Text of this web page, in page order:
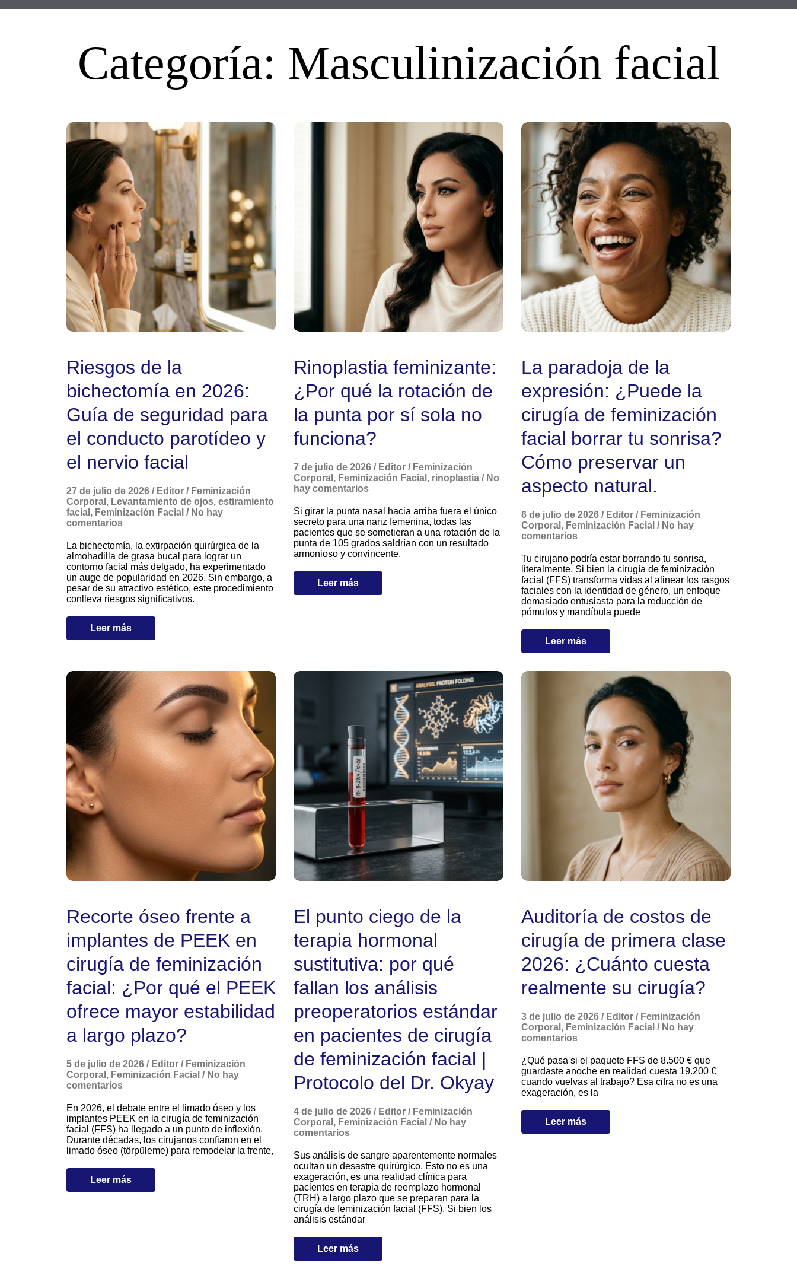
Categoría: Masculinización facial
Riesgos de la
bichectomía en 2026:
Guía de seguridad para
el conducto parotídeo y
el nervio facial
27 de julio de 2026 / Editor / Feminización
Corporal , Levantamiento de ojos, estiramiento
facial , Feminización Facial / No hay
comentarios
La bichectomía, la extirpación quirúrgica de la
almohadilla de grasa bucal para lograr un
contorno facial más delgado, ha experimentado
un auge de popularidad en 2026. Sin embargo, a
pesar de su atractivo estético, este procedimiento
conlleva riesgos significativos.
Leer más
Rinoplastia feminizante:
¿Por qué la rotación de
la punta por sí sola no
funciona?
7 de julio de 2026 / Editor / Feminización
Corporal , Feminización Facial , rinoplastia / No
hay comentarios
Si girar la punta nasal hacia arriba fuera el único
secreto para una nariz femenina, todas las
pacientes que se sometieran a una rotación de la
punta de 105 grados saldrían con un resultado
armonioso y convincente.
Leer más
La paradoja de la
expresión: ¿Puede la
cirugía de feminización
facial borrar tu sonrisa?
Cómo preservar un
aspecto natural.
6 de julio de 2026 / Editor / Feminización
Corporal , Feminización Facial / No hay
comentarios
Tu cirujano podría estar borrando tu sonrisa,
literalmente. Si bien la cirugía de feminización
facial (FFS) transforma vidas al alinear los rasgos
faciales con la identidad de género, un enfoque
demasiado entusiasta para la reducción de
pómulos y mandíbula puede
Leer más
Recorte óseo frente a
implantes de PEEK en
cirugía de feminización
facial: ¿Por qué el PEEK
ofrece mayor estabilidad
a largo plazo?
5 de julio de 2026 / Editor / Feminización
Corporal , Feminización Facial / No hay
comentarios
En 2026, el debate entre el limado óseo y los
implantes PEEK en la cirugía de feminización
facial (FFS) ha llegado a un punto de inflexión.
Durante décadas, los cirujanos confiaron en el
limado óseo (törpüleme) para remodelar la frente,
Leer más
El punto ciego de la
terapia hormonal
sustitutiva: por qué
fallan los análisis
preoperatorios estándar
en pacientes de cirugía
de feminización facial |
Protocolo del Dr. Okyay
4 de julio de 2026 / Editor / Feminización
Corporal , Feminización Facial / No hay
comentarios
Sus análisis de sangre aparentemente normales
ocultan un desastre quirúrgico. Esto no es una
exageración, es una realidad clínica para
pacientes en terapia de reemplazo hormonal
(TRH) a largo plazo que se preparan para la
cirugía de feminización facial (FFS). Si bien los
análisis estándar
Leer más
Auditoría de costos de
cirugía de primera clase
2026: ¿Cuánto cuesta
realmente su cirugía?
3 de julio de 2026 / Editor / Feminización
Corporal , Feminización Facial / No hay
comentarios
¿Qué pasa si el paquete FFS de 8.500 € que
guardaste anoche en realidad cuesta 19.200 €
cuando vuelvas al trabajo? Esa cifra no es una
exageración, es la
Leer más